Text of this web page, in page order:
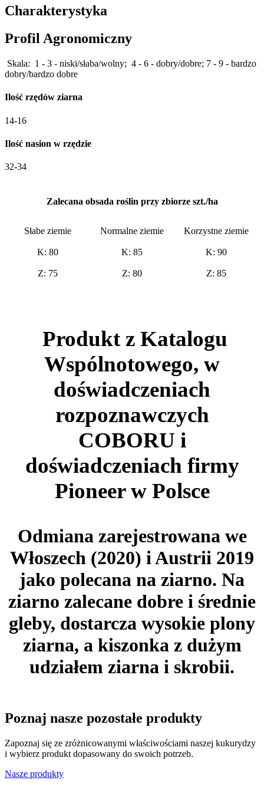
Charakterystyka
Profil Agronomiczny
Skala: 1 - 3 - niski/słaba/wolny; 4 - 6 - dobry/dobre; 7 - 9 - bardzo
dobry/bardzo dobre
Ilość rzędów ziarna
14-16
Ilość nasion w rzędzie
32-34
Zalecana obsada roślin przy zbiorze szt./ha
Słabe ziemie Normalne ziemie Korzystne ziemie
K: 80 K: 85 K: 90
Z: 75 Z: 80 Z: 85
Produkt z Katalogu
Wspólnotowego, w
doświadczeniach
rozpoznawczych
COBORU i
doświadczeniach firmy
Pioneer w Polsce
Odmiana zarejestrowana we
Włoszech (2020) i Austrii 2019
jako polecana na ziarno. Na
ziarno zalecane dobre i średnie
gleby, dostarcza wysokie plony
ziarna, a kiszonka z dużym
udziałem ziarna i skrobii.
Poznaj nasze pozostałe produkty
Zapoznaj się ze zróżnicowanymi właściwościami naszej kukurydzy
i wybierz produkt dopasowany do swoich potrzeb.
Nasze produkty